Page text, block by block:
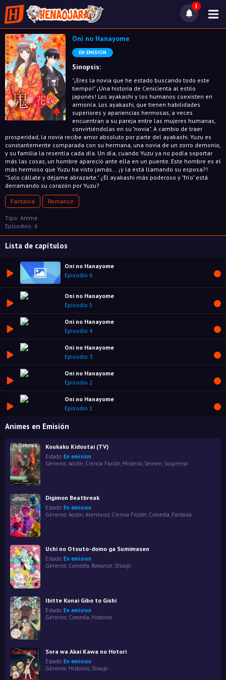
1
Oni no Hanayome
EN EMISION
Sinopsis:
"¡Eres la novia que he estado buscando todo este
tiempo!" ¡Una historia de Cenicienta al estilo
japonés! Los ayakashi y los humanos coexisten en
armonía. Los ayakashi, que tienen habilidades
superiores y apariencias hermosas, a veces
encuentran a su pareja entre las mujeres humanas,
convirtiéndolas en su "novia". A cambio de traer
prosperidad, la novia recibe amor absoluto por parte del ayakashi. Yuzu es
constantemente comparada con su hermana, una novia de un zorro demonio,
y su familia la resentía cada día. Un día, cuando Yuzu ya no podía soportar
más las cosas, un hombre apareció ante ella en un puente. Este hombre es el
más hermoso que Yuzu ha visto jamás... ¡y la está llamando su esposa?!
"Solo cállate y déjame abrazarte." ¿El ayakashi más poderoso y "frío" está
derramando su corazón por Yuzu?
Fantasía Romance
Tipo: Anime
Episodios: 6
Lista de capítulos
Oni no Hanayome
Episodio 6
Oni no Hanayome
Episodio 5
Oni no Hanayome
Episodio 4
Oni no Hanayome
Episodio 3
Oni no Hanayome
Episodio 2
Oni no Hanayome
Episodio 1
Animes en Emisión
Koukaku Kidoutai (TV)
Estado: En emision
Géneros: Acción Ciencia Ficción Misterio Seinen Suspenso
Digimon Beatbreak
Estado: En emision
Géneros: Acción,Aventuras, Ciencia Ficción, Comedia, Fantasía
Uchi no Otouto-domo ga Sumimasen
Estado: En emision
Géneros: Comedia, Romance, Shoujo
Ibitte Konai Gibo to Gishi
Estado: En emision
Géneros: Comedia Historico
Sora wa Akai Kawa no Hotori
Estado: En emision
Géneros: Historico, Shoujo